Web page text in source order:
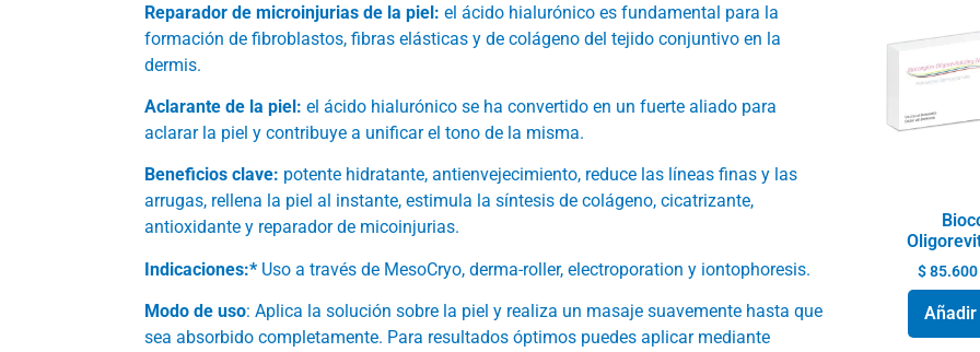
Reparador de microinjurias de la piel: el ácido hialurónico es fundamental para la
formación de fibroblastos, fibras elásticas y de colágeno del tejido conjuntivo en la
dermis.
Aclarante de la piel: el ácido hialurónico se ha convertido en un fuerte aliado para
aclarar la piel y contribuye a unificar el tono de la misma.
Beneficios clave: potente hidratante, antienvejecimiento, reduce las líneas finas y las
arrugas, rellena la piel al instante, estimula la síntesis de colágeno, cicatrizante,
antioxidante y reparador de micoinjurias.
Indicaciones:* Uso a través de MesoCryo, derma-roller, electroporation y iontophoresis.
Modo de uso: Aplica la solución sobre la piel y realiza un masaje suavemente hasta que
sea absorbido completamente. Para resultados óptimos puedes aplicar mediante
$85.600